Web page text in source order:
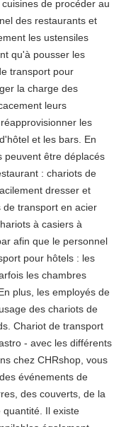
de procéder au
des restaurants et
les ustensiles
qu'à pousser les
transport pour
la charge des
leurs
les
et les bars. En
peuvent être déplacés
: chariots de
dresser et
de transport en acier
à casiers à
afin que le personnel
pour hôtels : les
les chambres
plus, les employés de
des chariots de
Chariot de transport
- avec les différents
chez CHRshop, vous
événements de
des couverts, de la
Il existe